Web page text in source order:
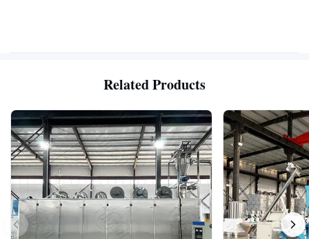
Related Products